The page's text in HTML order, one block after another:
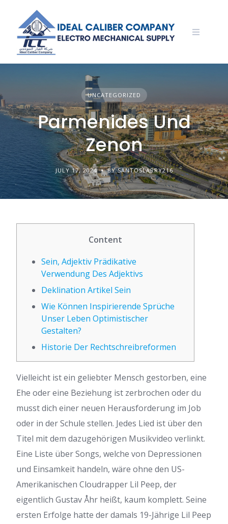
content
UNCATEGORIZED
Parmenides Und
Zenon
JULY 17, 2024 BY SANTOSLARRY216
Content
Sein, Adjektiv Prädikative
Verwendung Des Adjektivs
Deklination Artikel Sein
Wie Können Inspirierende Sprüche
Unser Leben Optimistischer
Gestalten?
Historie Der Rechtschreibreformen
Vielleicht ist ein geliebter Mensch gestorben, eine
Ehe oder eine Beziehung ist zerbrochen oder du
musst dich einer neuen Herausforderung im Job
oder in der Schule stellen. Jedes Lied ist über den
Titel mit dem dazugehörigen Musikvideo verlinkt.
Eine Liste über Songs, welche von Depressionen
und Einsamkeit handeln, wäre ohne den US-
Amerikanischen Cloudrapper Lil Peep, der
eigentlich Gustav Åhr heißt, kaum komplett. Seine
ersten Erfolge hatte der damals 19-Jährige Lil Peep